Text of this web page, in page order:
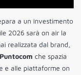
a un investimento
2026 sarà on air la
realizzata dal brand,
Puntocom che spazia
e alle piattaforme on